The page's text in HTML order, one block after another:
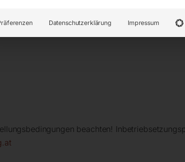
400/50V/Hz
beachten!
Datenschutzerklärung Impressum